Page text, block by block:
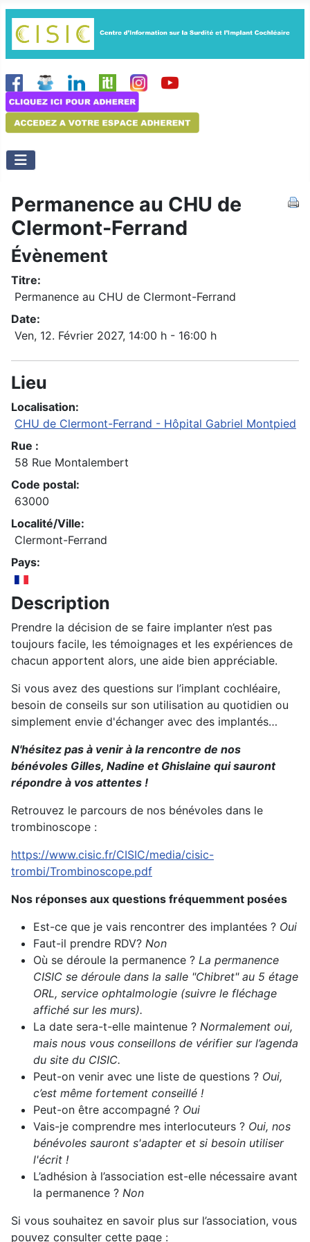
Permanence au CHU de
Clermont-Ferrand
Évènement
Titre:
Permanence au CHU de Clermont-Ferrand
Date:
Ven, 12. Février 2027, 14:00 h - 16:00 h
Lieu
Localisation:
CHU de Clermont-Ferrand - Hôpital Gabriel Montpied
Rue :
58 Rue Montalembert
Code postal:
63000
Localité/Ville:
Clermont-Ferrand
Pays:
Description
Prendre la décision de se faire implanter n’est pas
toujours facile, les témoignages et les expériences de
chacun apportent alors, une aide bien appréciable.
Si vous avez des questions sur l’implant cochléaire,
besoin de conseils sur son utilisation au quotidien ou
simplement envie d'échanger avec des implantés…
N'hésitez pas à venir à la rencontre de nos
bénévoles Gilles, Nadine et Ghislaine qui sauront
répondre à vos attentes !
Retrouvez le parcours de nos bénévoles dans le
trombinoscope :
https://www.cisic.fr/CISIC/media/cisic-
trombi/Trombinoscope.pdf
Nos réponses aux questions fréquemment posées
Est-ce que je vais rencontrer des implantées ? Oui
Faut-il prendre RDV? Non
Où se déroule la permanence ? La permanence
CISIC se déroule dans la salle "Chibret" au 5 étage
ORL, service ophtalmologie (suivre le fléchage
affiché sur les murs).
La date sera-t-elle maintenue ? Normalement oui,
mais nous vous conseillons de vérifier sur l’agenda
du site du CISIC.
Peut-on venir avec une liste de questions ? Oui,
c’est même fortement conseillé !
Peut-on être accompagné ? Oui
Vais-je comprendre mes interlocuteurs ? Oui, nos
bénévoles sauront s'adapter et si besoin utiliser
l'écrit !
L’adhésion à l’association est-elle nécessaire avant
la permanence ? Non
Si vous souhaitez en savoir plus sur l’association, vous
pouvez consulter cette page :